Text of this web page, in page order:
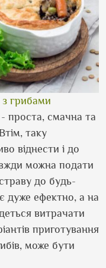
грибами
проста, смачна та
таку
віднести і до
можна подати
до будь-
дуже ефектно, а на
витрачати
приготування
може бути